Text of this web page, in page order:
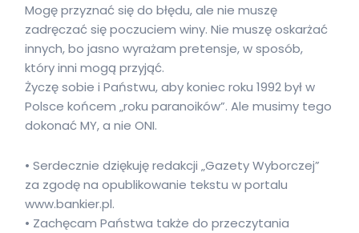
Mogę przyznać się do błędu, ale nie muszę
zadręczać się poczuciem winy. Nie muszę oskarżać
innych, bo jasno wyrażam pretensje, w sposób,
który inni mogą przyjąć.
Życzę sobie i Państwu, aby koniec roku 1992 był w
Polsce końcem „roku paranoików”. Ale musimy tego
dokonać MY, a nie ONI.
• Serdecznie dziękuję redakcji „Gazety Wyborczej”
za zgodę na opublikowanie tekstu w portalu
www.bankier.pl.
• Zachęcam Państwa także do przeczytania